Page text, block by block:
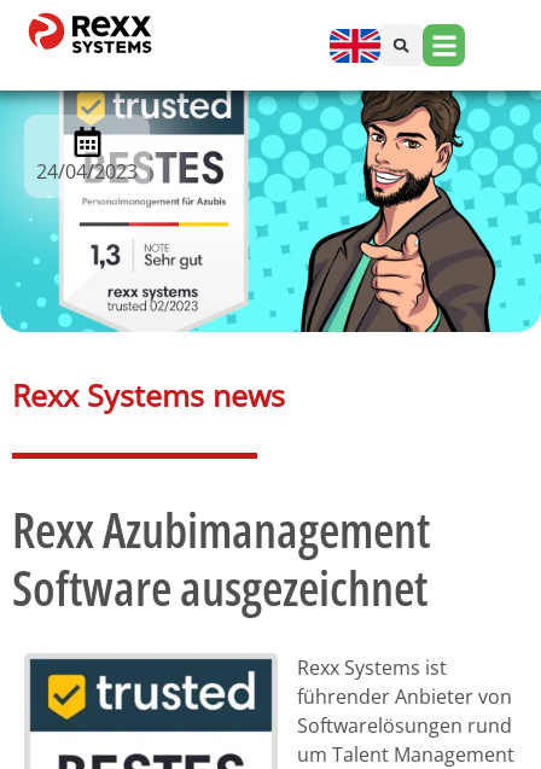
24/04/2023
Rexx Systems news​
Rexx Azubimanagement
Software ausgezeichnet
Rexx Systems ist
führender Anbieter von
Softwarelösungen rund
um Talent Management